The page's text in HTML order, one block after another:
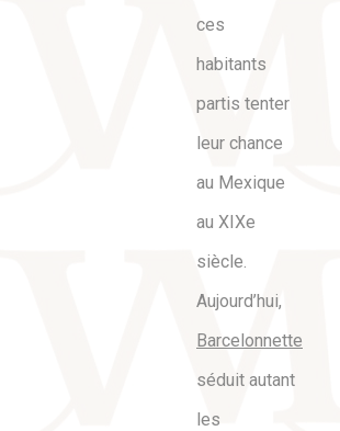
ces
habitants
partis tenter
leur chance
au Mexique
au XIXe
siècle.
Aujourd’hui,
Barcelonnette
séduit autant
les